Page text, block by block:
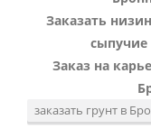
Заказать
Заказ на
заказать грунт в